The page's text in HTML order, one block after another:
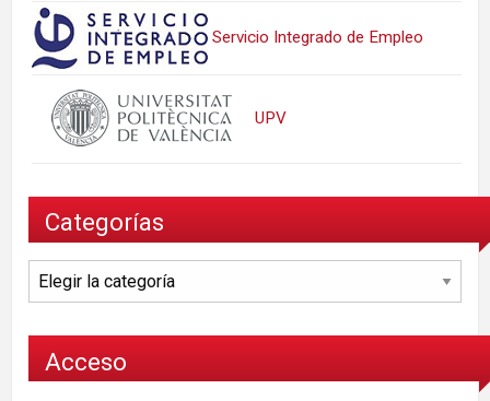
Servicio Integrado de Empleo
UPV
Categorías
Categorías
Acceso